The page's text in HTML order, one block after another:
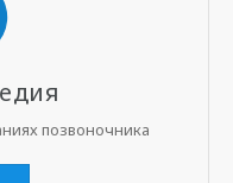
позвоночника